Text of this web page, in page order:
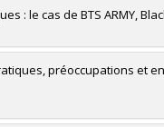
: le cas de BTS ARMY,
préoccupations et